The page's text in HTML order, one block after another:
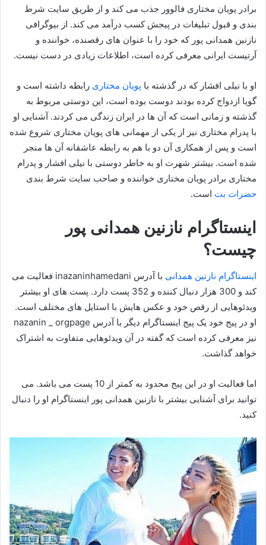
برادر پویان مختاری فالوور جذب می کند و از طریق سایت شرط
بندی و قبول تبلیغات در پیجش کسب درآمد می کند. از بیوگرافی
نازنین همدانی پور که خود را با عنوان های رقصنده، خواننده و
آرتیست ایرانی معرفی کرده است، اطلاعات زیادی در دست نیست.
او با نیلی افشار که در گذشته با پویان مختاری رابطه داشته است و
گویا ازدواج کرده بودند دوست بوده است، این دوستی مربوط به
گذشته و زمانی است که آن ها در ایران زندگی می کردند. آشنایی او
با پدرام مختاری نیز از یکی از مهمانی های پویان مختاری شروع شده
است و پس از همکاری آن دو با هم به رابطه عاشقانه آن ها منجر
شده است. بیشتر شهرت او به خاطر دوستی با نیلی افشار و پدرام
مختاری برادر پویان مختاری خواننده و صاحب سایت شرط بندی
حضرات بت است.
اینستاگرام نازنین همدانی پور
چیست؟
اینستاگرام نازنین همدانی
با آدرس inazaninhamedani فعالیت می
کند و 300 هزار دنبال کننده و 352 پست دارد. پست های او بیشتر
ویدئوهایی از رقص خود و عکس هایش با استایل های مختلف است.
او در پیج خود یک پیج اینستاگرام دیگر با آدرس nazanin _ orgpage
نیز معرفی کرده است که گفته در آن ویدئوهایی متفاوت به اشتراک
خواهد گذاشت.
اما فعالیت او در این پیج محدود به کمتر از 10 پست می باشد. می
توانید برای آشنایی بیشتر با نازنین همدانی پور اینستاگرام او را دنبال
کنید.